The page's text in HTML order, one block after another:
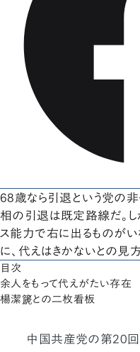
68歳なら引退という党の
相の引退は既定路線だ。し
ス能力で右に出るものが
に、代えはきかないとの見方
目次
余人をもって代えがたい存在
楊潔篪との二枚看板
中国共産党の第20